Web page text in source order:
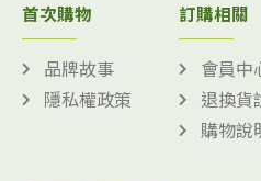
首次購物
品牌故事
隱私權政策
訂購相關
會員中
退換貨
購物說